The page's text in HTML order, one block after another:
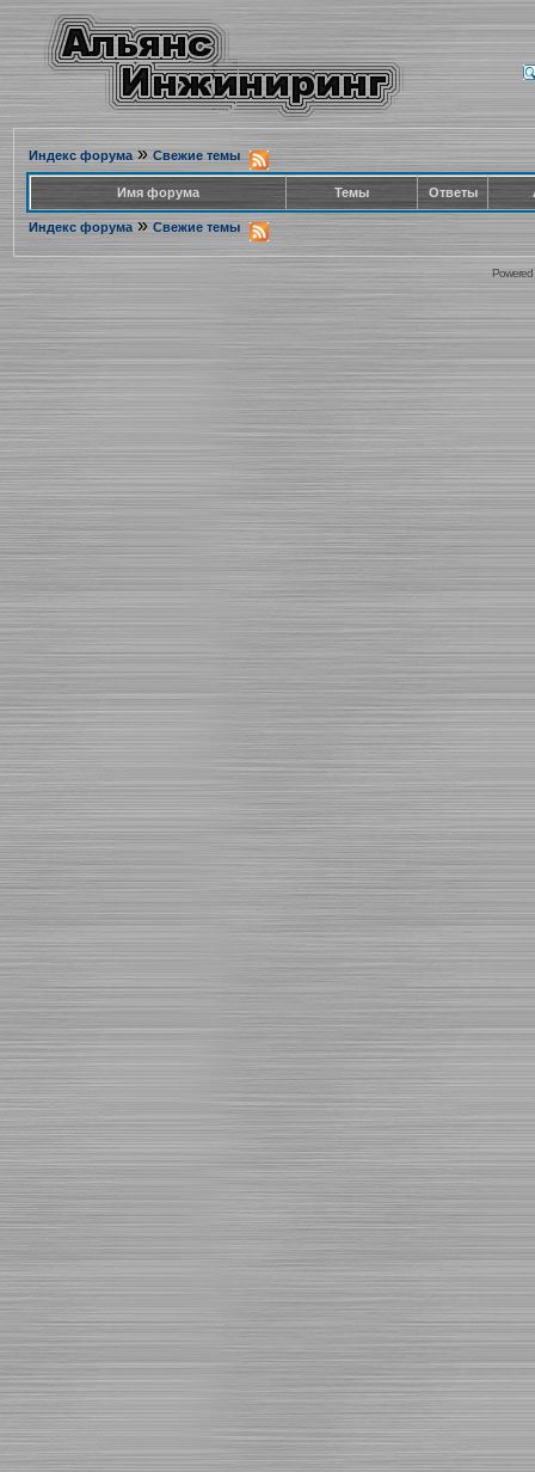
Индекс форума» Свежие темы
Имя форума Темы Ответы
Индекс форума » Свежие темы